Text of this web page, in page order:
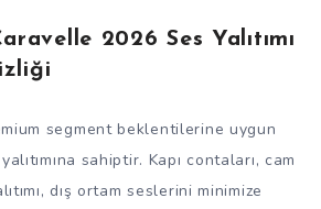
2026 Ses Yalıtımı
segment beklentilerine uygun
sahiptir. Kapı contaları, cam
dış ortam seslerini minimize